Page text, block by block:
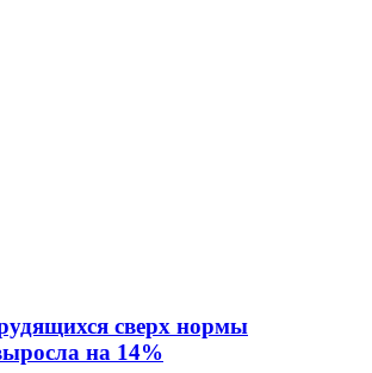
сверх нормы
на 14%